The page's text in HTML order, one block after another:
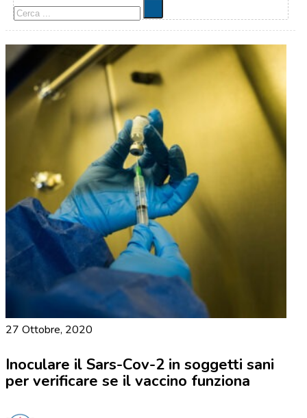
Cerca
27 Ottobre, 2020
Inoculare il Sars-Cov-2 in soggetti sani
per verificare se il vaccino funziona